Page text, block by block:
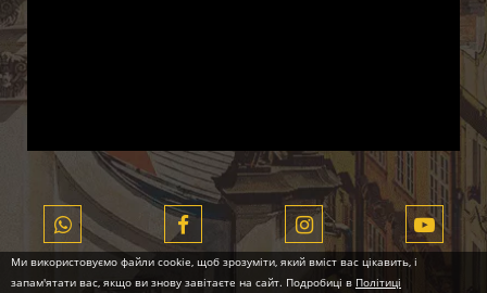
Ми використовуємо файли cookie, щоб зрозуміти, який вміст вас цікавить, і
запам'ятати вас, якщо ви знову завітаєте на сайт. Подробиці в Політиці